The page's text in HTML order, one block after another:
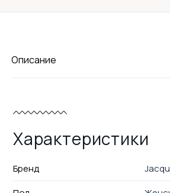
Описание
Характеристики
Бренд